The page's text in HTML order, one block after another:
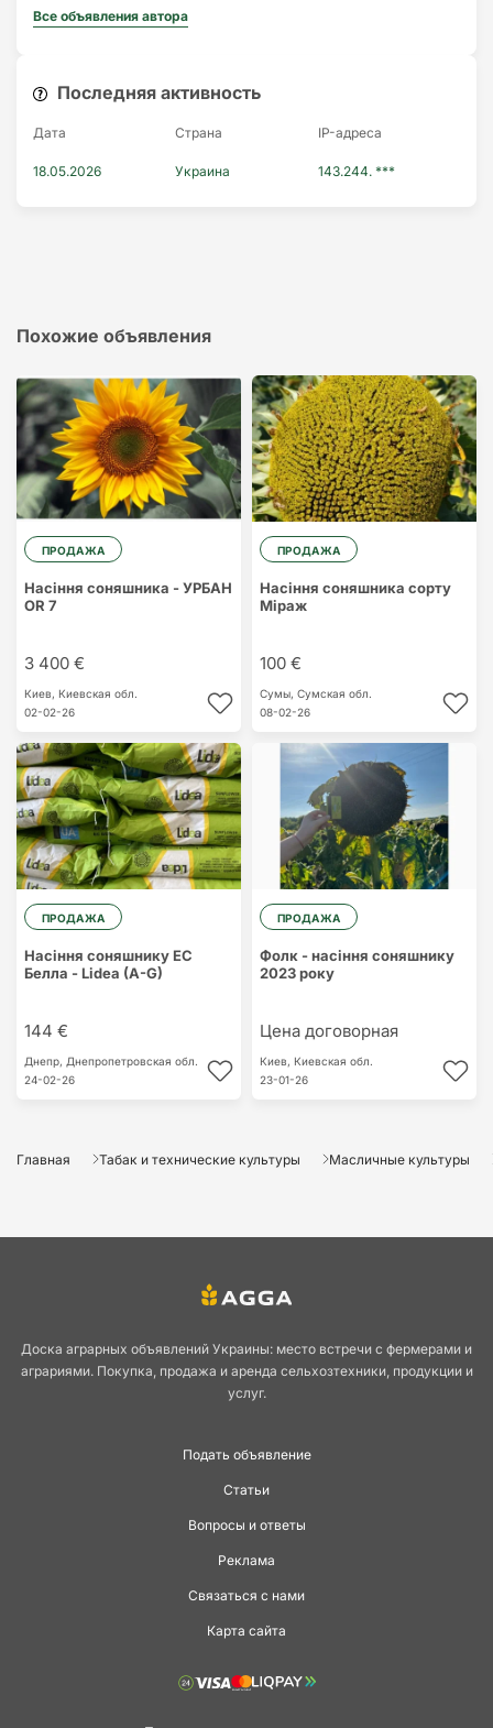
Все объявления автора
Последняя активность
Дата Страна IP-адресa
18.05.2026 Украина 143.244. ***
Похожие объявления
ПРОДАЖА
Насіння соняшника - УРБАН
ОR 7
3 400 €
Киев, Киевская обл.
02-02-26
ПРОДАЖА
Насіння соняшника сорту
Міраж
100 €
Сумы, Сумская обл.
08-02-26
ПРОДАЖА
Насіння соняшнику ЕС
Белла - Lidea (A-G)
144 €
Днепр, Днепропетровская обл.
24-02-26
ПРОДАЖА
Фолк - насіння соняшнику
2023 року
Цена договорная
Киев, Киевская обл.
23-01-26
Главная Табак и технические культуры Масличные культуры
Доска аграрных объявлений Украины: место встречи с фермерами и
аграриями. Покупка, продажа и аренда сельхозтехники, продукции и
услуг.
Подать объявление
Статьи
Вопросы и ответы
Реклама
Связаться с нами
Карта сайта